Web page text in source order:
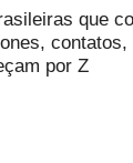
que
por Z